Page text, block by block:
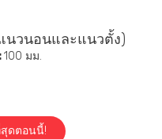
นวนอนและแนวตั้ง)
100 มม.
ดตอนนี้!